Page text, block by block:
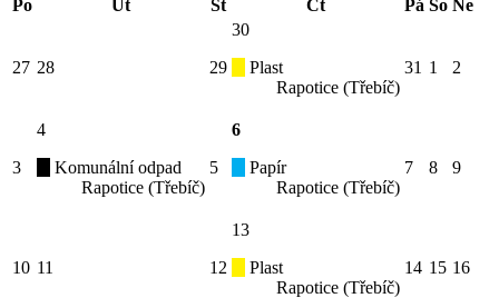
Po Út St Čt Pá So Ne
27 28 29
30
Plast
Rapotice (Třebíč)
31 1 2
3
4
Komunální odpad
Rapotice (Třebíč)
5
6
Papír
Rapotice (Třebíč)
7 8 9
10 11 12
13
Plast
Rapotice (Třebíč)
14 15 16